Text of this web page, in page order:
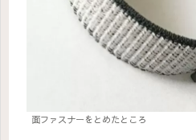
面ファスナーをとめたところ